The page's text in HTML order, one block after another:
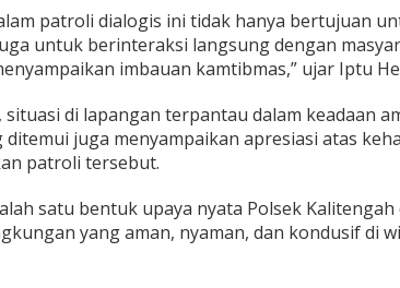
patroli dialogis ini tidak hanya bertujuan
untuk berinteraksi langsung dengan
imbauan kamtibmas,” ujar Iptu
di lapangan terpantau dalam keadaan
juga menyampaikan apresiasi atas
patroli tersebut.
satu bentuk upaya nyata Polsek Kalitengah
yang aman, nyaman, dan kondusif di